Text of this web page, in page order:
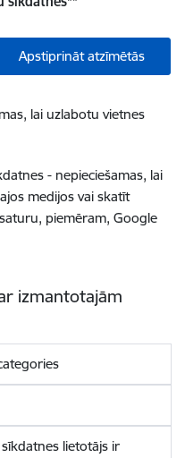
Apstiprināt atzīmētās
lai uzlabotu vietnes
- nepieciešamas, lai
medijos vai skatīt
piemēram, Google
izmantotajām
lietotājs ir